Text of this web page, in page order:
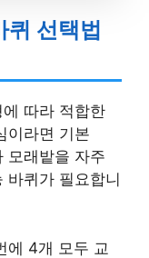
선택법
따라 적합한
이라면 기본
모래밭을 자주
바퀴가 필요합니
에 4개 모두 교